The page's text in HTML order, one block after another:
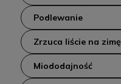
Podlewanie
Zrzuca liście na zimę
Miododajność